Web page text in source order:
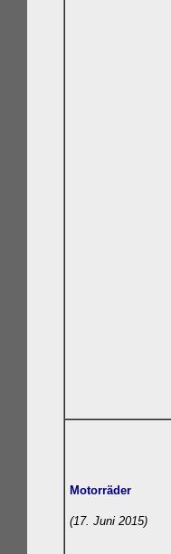
Motorräder
(17. Juni 2015)